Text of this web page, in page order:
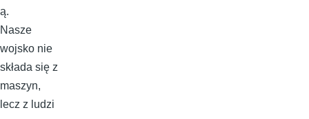
ą.
Nasze
wojsko nie
składa się z
maszyn,
lecz z ludzi